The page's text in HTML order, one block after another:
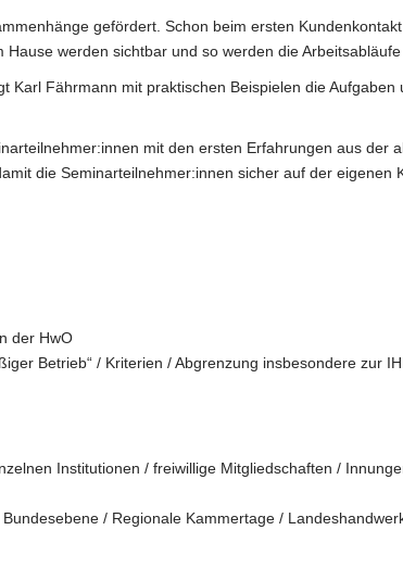
gefördert. Schon beim ersten
werden sichtbar und so werden die Arbeitsabläufe
Karl Fährmann mit praktischen Beispielen die
mit den ersten Erfahrungen aus
die Seminarteilnehmer:innen sicher auf der
der HwO
Betrieb“ / Kriterien / Abgrenzung insbesondere zur
Institutionen / freiwillige Mitgliedschaften /
/ Regionale Kammertage /